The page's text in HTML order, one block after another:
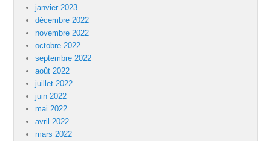
janvier 2023
décembre 2022
novembre 2022
octobre 2022
septembre 2022
août 2022
juillet 2022
juin 2022
mai 2022
avril 2022
mars 2022